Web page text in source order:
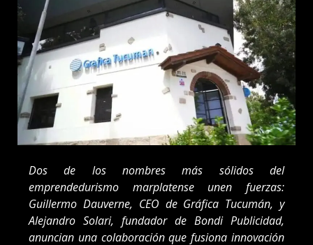
Dos de los nombres más sólidos del
emprendedurismo marplatense unen fuerzas:
Guillermo Dauverne, CEO de Gráfica Tucumán, y
Alejandro Solari, fundador de Bondi Publicidad,
anuncian una colaboración que fusiona innovación